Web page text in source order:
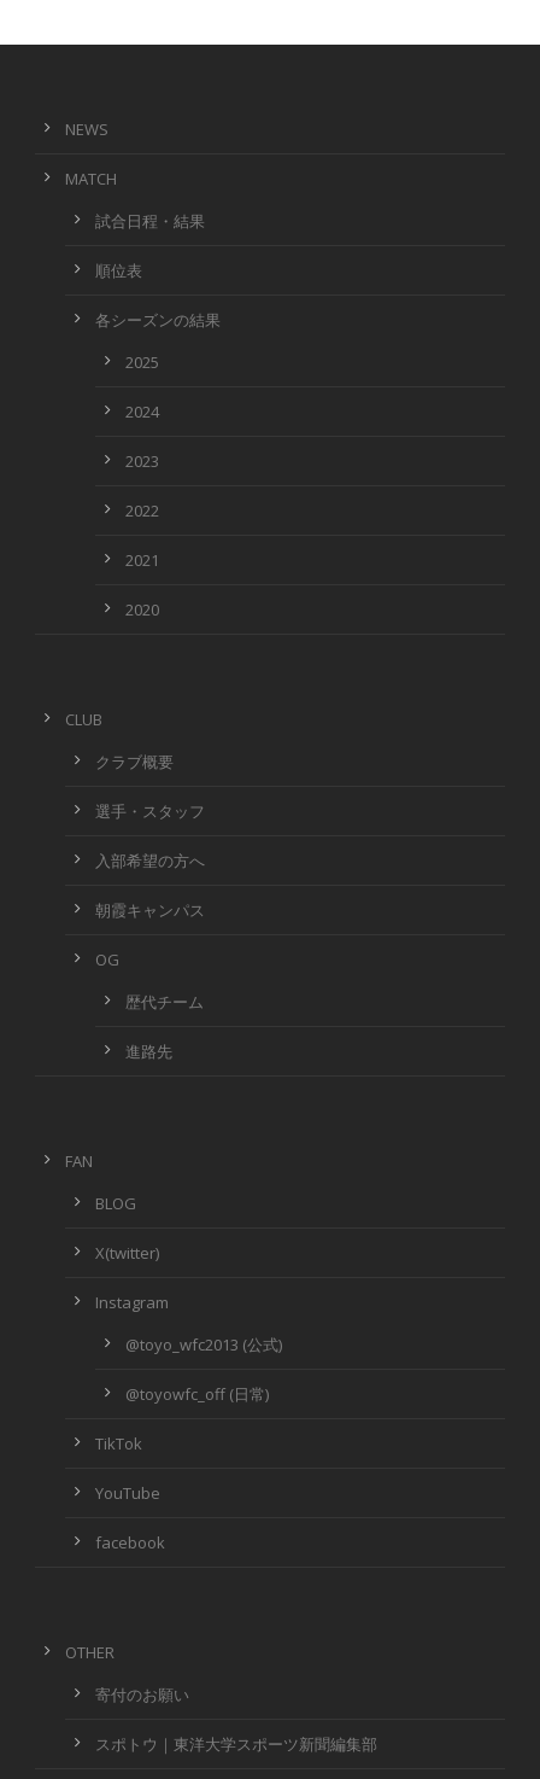
NEWS
MATCH
試合日程・結果
順位表
各シーズンの結果
2025
2024
2023
2022
2021
2020
CLUB
クラブ概要
選手・スタッフ
入部希望の方へ
朝霞キャンパス
OG
歴代チーム
進路先
FAN
BLOG
X(twitter)
Instagram
@toyo_wfc2013 (公式)
@toyowfc_off (日常)
TikTok
YouTube
facebook
OTHER
寄付のお願い
スポトウ｜東洋大学スポーツ新聞編集部